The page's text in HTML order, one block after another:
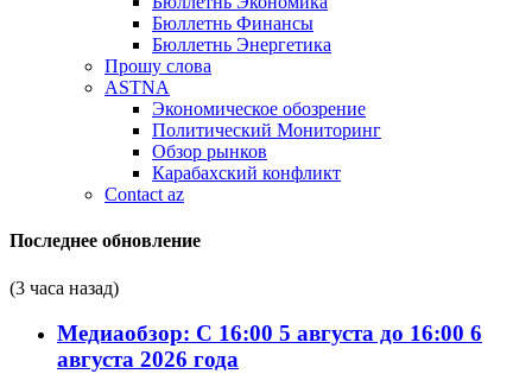
Бюллетнь Финансы
Бюллетнь Энергетика
Прошу слова
ASTNA
Экономическое обозрение
Политический Мониторинг
Обзор рынков
Карабахский конфликт
Contact az
Последнее обновление
(3 часа назад)
Медиаобзор: С 16:00 5 августа до 16:00 6
августа 2026 года